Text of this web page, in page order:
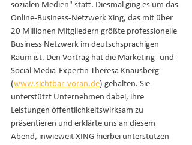
sozialen Medien" statt. Diesmal ging es um das
Online-Business-Netzwerk Xing, das mit über
20 Millionen Mitgliedern größte professionelle
Business Netzwerk im deutschsprachigen
Raum ist. Den Vortrag hat die Marketing- und
Social Media-Expertin Theresa Knausberg
(www.sichtbar-voran.de) gehalten. Sie
unterstützt Unternehmen dabei, ihre
Leistungen öffentlichkeitswirksam zu
präsentieren und erklärte uns an diesem
Abend, inwieweit XING hierbei unterstützen